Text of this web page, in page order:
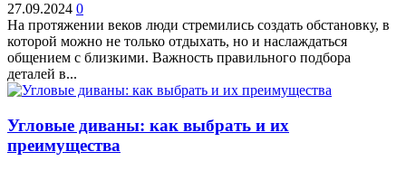
27.09.2024 0
На протяжении веков люди стремились создать обстановку, в
которой можно не только отдыхать, но и наслаждаться
общением с близкими. Важность правильного подбора
деталей в...
Угловые диваны: как выбрать и их
преимущества